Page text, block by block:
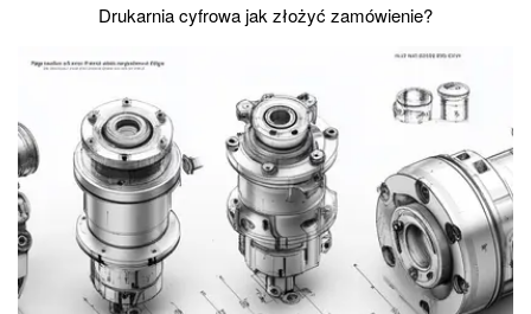
Drukarnia cyfrowa jak złożyć zamówienie?